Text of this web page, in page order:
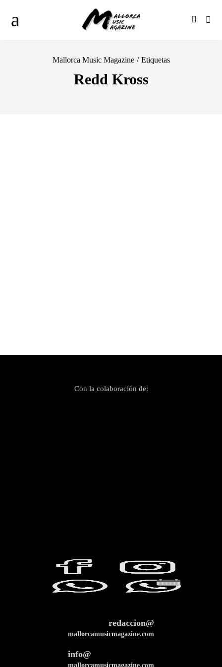
Mallorca Music Magazine / Etiquetas
Redd Kross
Con la colaboración de:
redaccion@
mallorcamusicmagazine.com
info@
mallorcamusicmagazine.com